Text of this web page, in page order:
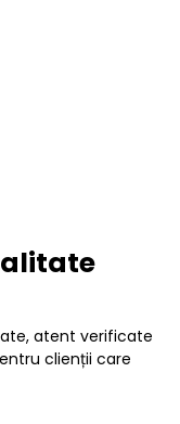
atent verificate
clienții care